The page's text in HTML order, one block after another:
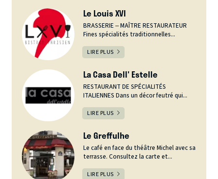
Le Louis XVI
BRASSERIE – MAÎTRE RESTAURATEUR
Fines spécialités traditionnelles...
LIRE PLUS
La Casa Dell' Estelle
RESTAURANT DE SPÉCIALITÉS
ITALIENNES Dans un décor feutré qui...
LIRE PLUS
Le Greffulhe
Le café en face du théâtre Michel avec sa
terrasse. Consultez la carte et...
LIRE PLUS